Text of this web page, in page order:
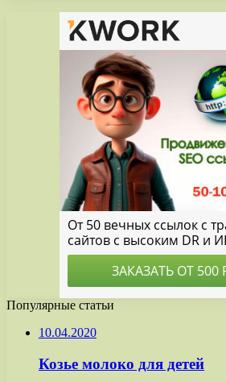
Популярные статьи
10.04.2020
Козье молоко для детей